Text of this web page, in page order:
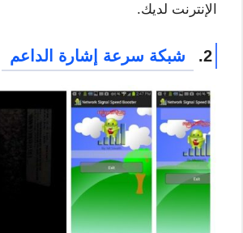
الإنترنت لديك.
2. شبكة سرعة إشارة الداعم